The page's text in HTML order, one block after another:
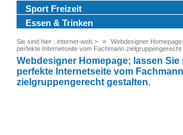
Sport Freizeit
Essen & Trinken
Sie sind hier : internet-web >
Webdesigner
perfekte Internetseite vom Fachmann zielgruppengerecht
Webdesigner Homepage; lassen Sie
perfekte Internetseite vom Fachmann
zielgruppengerecht gestalten.